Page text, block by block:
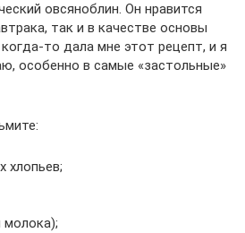
овсяноблин. Он нравится
так и в качестве основы
то дала мне этот рецепт, и я
особенно в самые «застольные»
хлопьев;
молока);